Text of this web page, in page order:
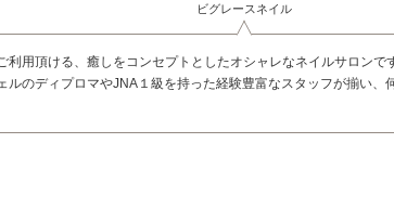
ビグレースネイル
利用頂ける、癒しをコンセプトとしたオシャレなネイルサロンで
ルのディプロマやJNA１級を持った経験豊富なスタッフが揃い、